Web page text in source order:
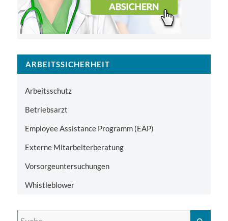
ARBEITSSICHERHEIT
Arbeitsschutz
Betriebsarzt
Employee Assistance Programm (EAP)
Externe Mitarbeiterberatung
Vorsorgeuntersuchungen
Whistleblower